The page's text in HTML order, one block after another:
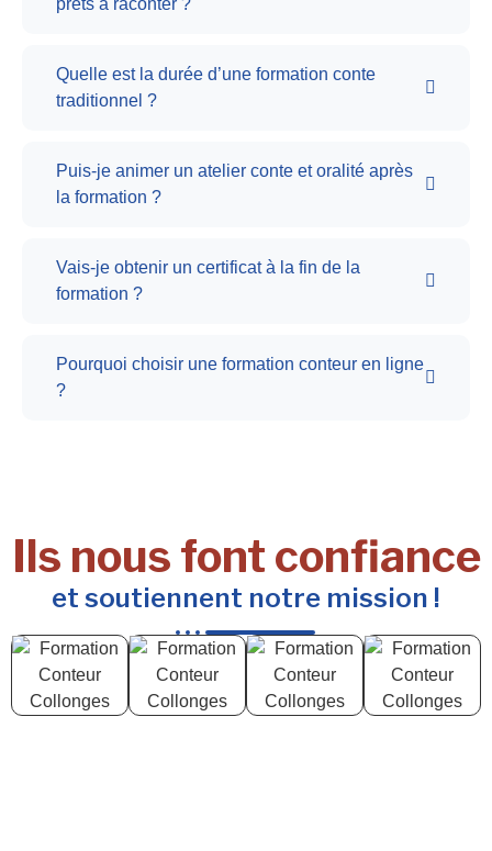
Quelle est la durée d’une formation conte
traditionnel ?
Puis-je animer un atelier conte et oralité après
la formation ?
Vais-je obtenir un certificat à la fin de la
formation ?
Pourquoi choisir une formation conteur en ligne
?
Ils nous font confiance
et soutiennent notre mission !